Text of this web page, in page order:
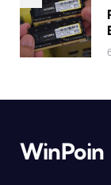
WinPoin